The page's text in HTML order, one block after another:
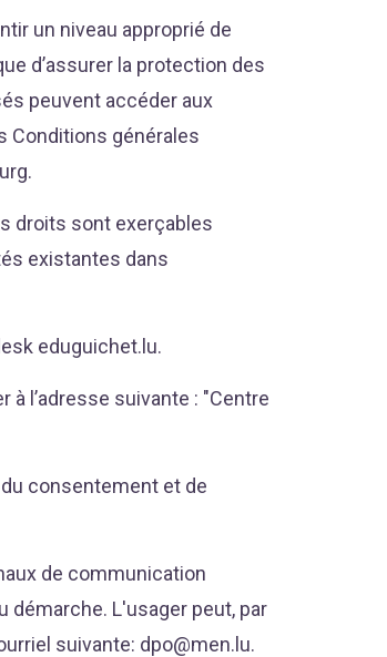
un niveau approprié de
d’assurer la protection des
peuvent accéder aux
Conditions générales
droits sont exerçables
existantes dans
eduguichet.lu.
à l’adresse suivante : "Centre
consentement et de
de communication
L'usager peut, par
suivante: dpo@men.lu.